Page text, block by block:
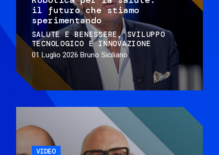
il futuro che stiamo
sperimentando
SALUTE E BENESSERE
SVILUPPO
TECNOLOGICO E INNOVAZIONE
01 Luglio 2026 Bruno Siciliano
VIDEO